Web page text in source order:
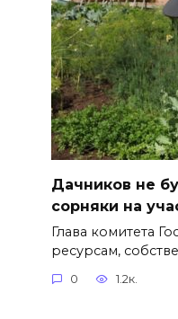
Дачников не
сорняки на
Глава комитета
ресурсам,
0 1.2к.